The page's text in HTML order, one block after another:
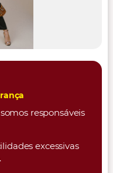
responsáveis
excessivas